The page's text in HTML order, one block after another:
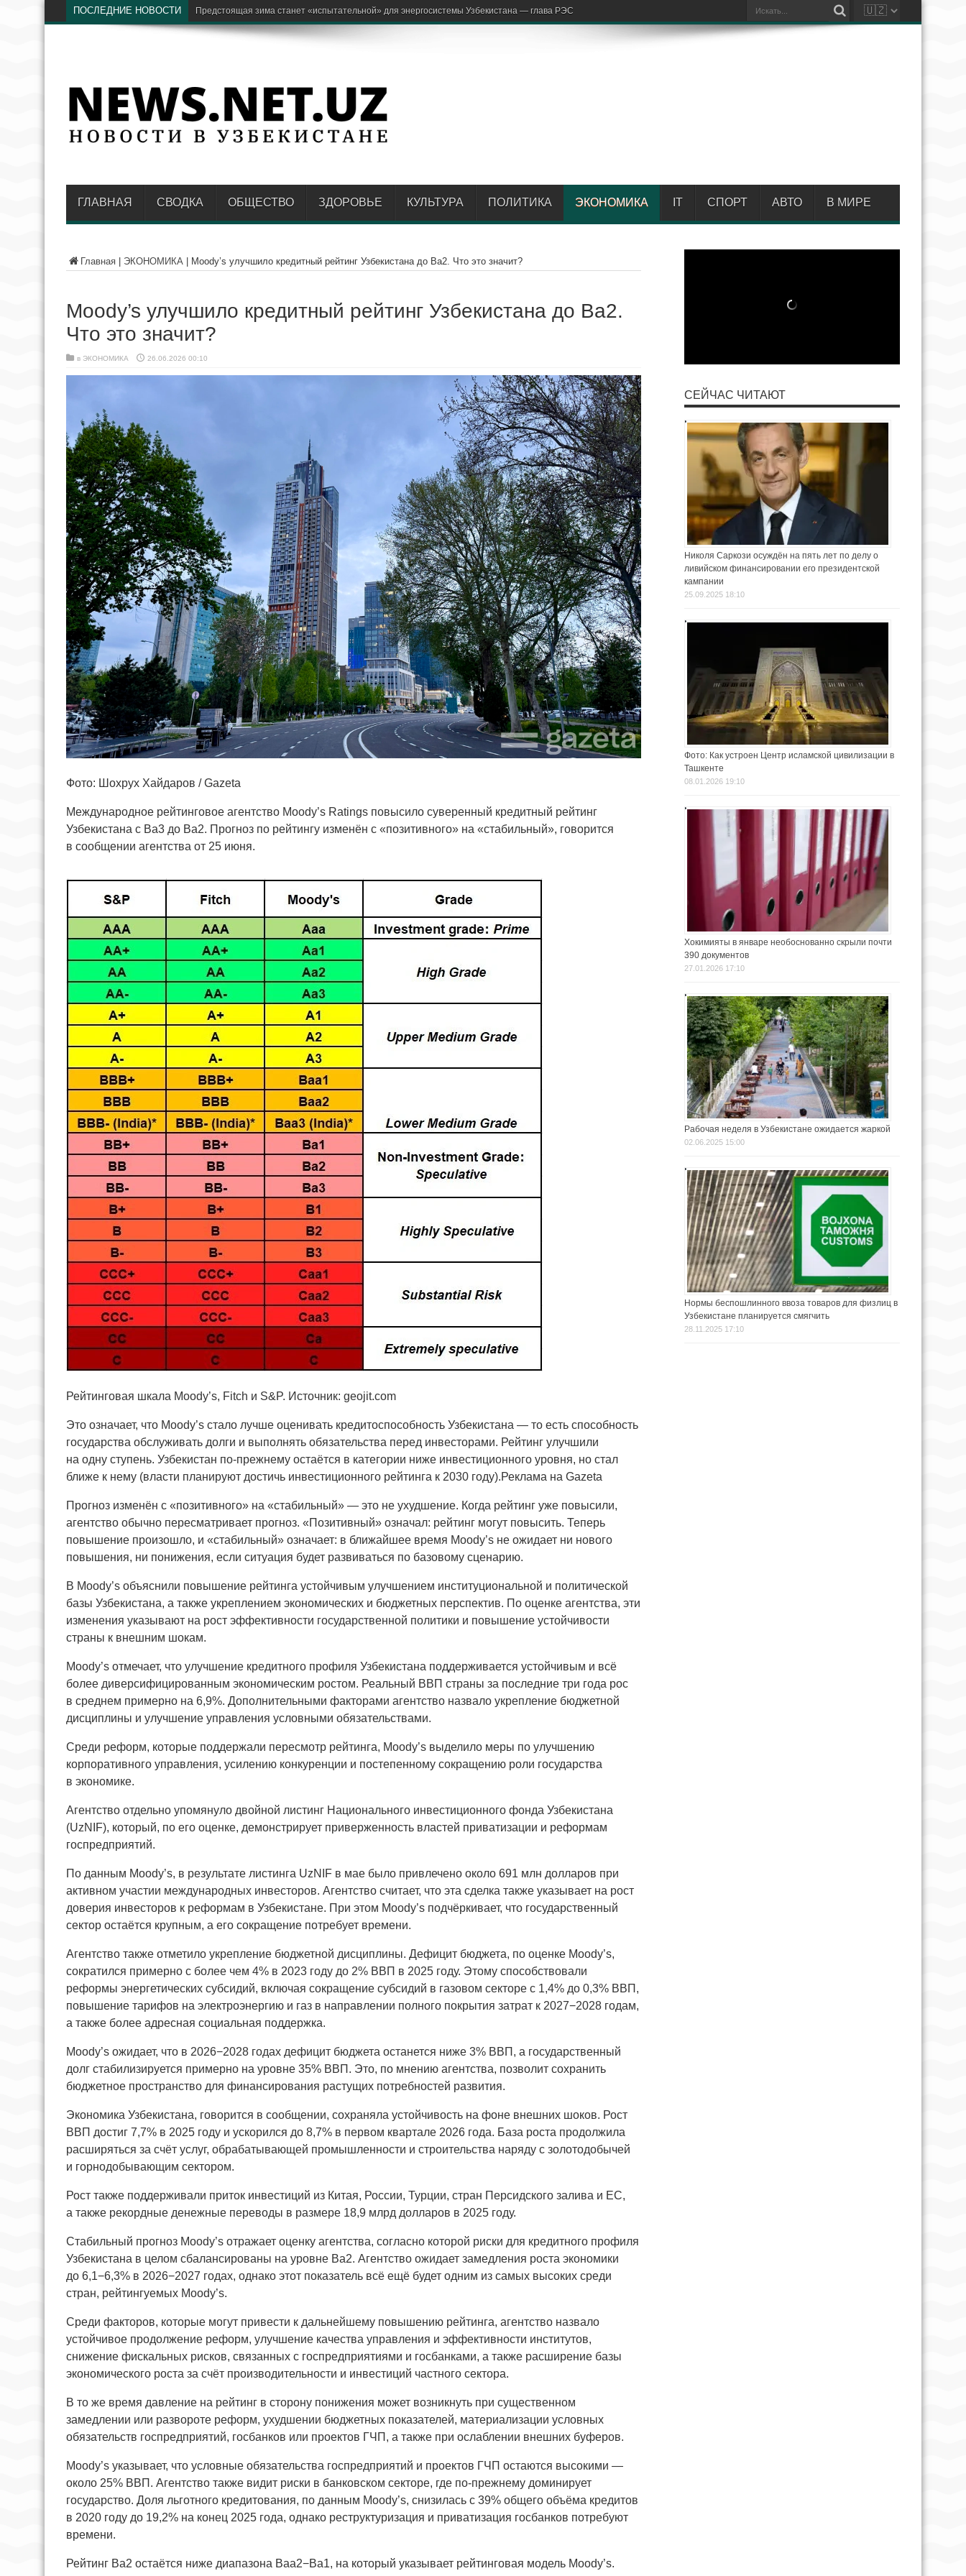
ПОСЛЕДНИЕ НОВОСТИ Бывший хоким Намангана Анварж
ГЛАВНАЯ СВОДКА ОБЩЕСТВО ЗДОРОВЬЕ КУЛЬТУРА ПОЛИТИКА ЭКОНОМИКА IT СПОРТ АВТО В МИРЕ
Главная ЭКОНОМИКА Moody’s улучшило кредитный рейтинг Узбекистана до Ba2. Что это значит?
Moody’s улучшило кредитный рейтинг Узбекистана до Ba2.
Что это значит?
в ЭКОНОМИКА 26.06.2026 00:10
Фото: Шохрух Хайдаров / Gazeta
Международное рейтинговое агентство Moody’s Ratings повысило суверенный кредитный рейтинг
Узбекистана с Ba3 до Ba2. Прогноз по рейтингу изменён с «позитивного» на «стабильный», говорится
в сообщении агентства от 25 июня.
Рейтинговая шкала Moody’s, Fitch и S&P. Источник: geojit.com
Это означает, что Moody’s стало лучше оценивать кредитоспособность Узбекистана — то есть способность
государства обслуживать долги и выполнять обязательства перед инвесторами. Рейтинг улучшили
на одну ступень. Узбекистан по-прежнему остаётся в категории ниже инвестиционного уровня, но стал
ближе к нему (власти планируют достичь инвестиционного рейтинга к 2030 году).Реклама на Gazeta
Прогноз изменён с «позитивного» на «стабильный» — это не ухудшение. Когда рейтинг уже повысили,
агентство обычно пересматривает прогноз. «Позитивный» означал: рейтинг могут повысить. Теперь
повышение произошло, и «стабильный» означает: в ближайшее время Moody’s не ожидает ни нового
повышения, ни понижения, если ситуация будет развиваться по базовому сценарию.
В Moody’s объяснили повышение рейтинга устойчивым улучшением институциональной и политической
базы Узбекистана, а также укреплением экономических и бюджетных перспектив. По оценке агентства, эти
изменения указывают на рост эффективности государственной политики и повышение устойчивости
страны к внешним шокам.
Moody’s отмечает, что улучшение кредитного профиля Узбекистана поддерживается устойчивым и всё
более диверсифицированным экономическим ростом. Реальный ВВП страны за последние три года рос
в среднем примерно на 6,9%. Дополнительными факторами агентство назвало укрепление бюджетной
дисциплины и улучшение управления условными обязательствами.
Среди реформ, которые поддержали пересмотр рейтинга, Moody’s выделило меры по улучшению
корпоративного управления, усилению конкуренции и постепенному сокращению роли государства
в экономике.
Агентство отдельно упомянуло двойной листинг Национального инвестиционного фонда Узбекистана
(UzNIF), который, по его оценке, демонстрирует приверженность властей приватизации и реформам
госпредприятий.
По данным Moody’s, в результате листинга UzNIF в мае было привлечено около 691 млн долларов при
активном участии международных инвесторов. Агентство считает, что эта сделка также указывает на рост
доверия инвесторов к реформам в Узбекистане. При этом Moody’s подчёркивает, что государственный
сектор остаётся крупным, а его сокращение потребует времени.
Агентство также отметило укрепление бюджетной дисциплины. Дефицит бюджета, по оценке Moody’s,
сократился примерно с более чем 4% в 2023 году до 2% ВВП в 2025 году. Этому способствовали
реформы энергетических субсидий, включая сокращение субсидий в газовом секторе с 1,4% до 0,3% ВВП,
повышение тарифов на электроэнергию и газ в направлении полного покрытия затрат к 2027−2028 годам,
а также более адресная социальная поддержка.
Moody’s ожидает, что в 2026−2028 годах дефицит бюджета останется ниже 3% ВВП, а государственный
долг стабилизируется примерно на уровне 35% ВВП. Это, по мнению агентства, позволит сохранить
бюджетное пространство для финансирования растущих потребностей развития.
Экономика Узбекистана, говорится в сообщении, сохраняла устойчивость на фоне внешних шоков. Рост
ВВП достиг 7,7% в 2025 году и ускорился до 8,7% в первом квартале 2026 года. База роста продолжила
расширяться за счёт услуг, обрабатывающей промышленности и строительства наряду с золотодобычей
и горнодобывающим сектором.
Рост также поддерживали приток инвестиций из Китая, России, Турции, стран Персидского залива и ЕС,
а также рекордные денежные переводы в размере 18,9 млрд долларов в 2025 году.
Стабильный прогноз Moody’s отражает оценку агентства, согласно которой риски для кредитного профиля
Узбекистана в целом сбалансированы на уровне Ba2. Агентство ожидает замедления роста экономики
до 6,1−6,3% в 2026−2027 годах, однако этот показатель всё ещё будет одним из самых высоких среди
стран, рейтингуемых Moody’s.
Среди факторов, которые могут привести к дальнейшему повышению рейтинга, агентство назвало
устойчивое продолжение реформ, улучшение качества управления и эффективности институтов,
снижение фискальных рисков, связанных с госпредприятиями и госбанками, а также расширение базы
экономического роста за счёт производительности и инвестиций частного сектора.
В то же время давление на рейтинг в сторону понижения может возникнуть при существенном
замедлении или развороте реформ, ухудшении бюджетных показателей, материализации условных
обязательств госпредприятий, госбанков или проектов ГЧП, а также при ослаблении внешних буферов.
Moody’s указывает, что условные обязательства госпредприятий и проектов ГЧП остаются высокими —
около 25% ВВП. Агентство также видит риски в банковском секторе, где по-прежнему доминирует
государство. Доля льготного кредитования, по данным Moody’s, снизилась с 39% общего объёма кредитов
в 2020 году до 19,2% на конец 2025 года, однако реструктуризация и приватизация госбанков потребуют
времени.
Рейтинг Ba2 остаётся ниже диапазона Baa2−Ba1, на который указывает рейтинговая модель Moody’s.
СЕЙЧАС ЧИТАЮТ
Николя Саркози осуждён на пять лет по делу о
ливийском финансировании его президентской
кампании
25.09.2025 18:10
Фото: Как устроен Центр исламской цивилизации в
Ташкенте
08.01.2026 19:10
Хокимияты в январе необоснованно скрыли почти
390 документов
27.01.2026 17:10
Рабочая неделя в Узбекистане ожидается жаркой
02.06.2025 15:00
Нормы беспошлинного ввоза товаров для физлиц в
Узбекистане планируется смягчить
28.11.2025 17:10